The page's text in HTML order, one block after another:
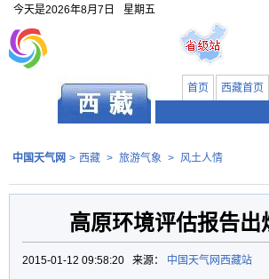
今天是2026年8月7日 星期五
首页 西藏首页
中国天气网 > 西藏 > 旅游气象 > 风土人情
高原环境评估报告
2015-01-12 09:58:20 来源： 中国天气网西藏站